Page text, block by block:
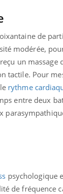
de
modérée,
un
tactile. Pour
rythme
entre deux
psychologique
de fréquence